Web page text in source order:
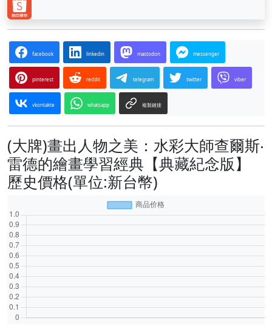
facebook linkedin mastodon messenger
pinterest reddit telegram twitter viber
vkontakte whatsapp 複製鏈接
(大牌)畫出人物之美：水彩大師查爾斯‧
雷德的繪畫學習經典【典藏紀念版】
歷史價格(單位:新台幣)